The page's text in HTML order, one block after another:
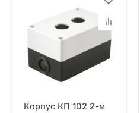
Корпус КП 102 2-м